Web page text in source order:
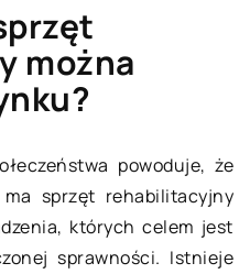
można
powoduje, że
sprzęt rehabilitacyjny
których celem jest
sprawności. Istnieje